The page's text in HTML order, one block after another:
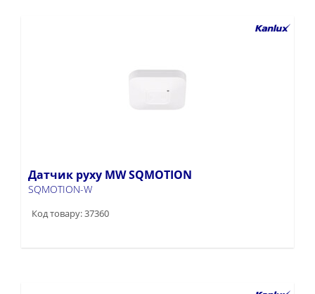
Датчик руху MW SQMOTION
SQMOTION-W
Код товару: 37360